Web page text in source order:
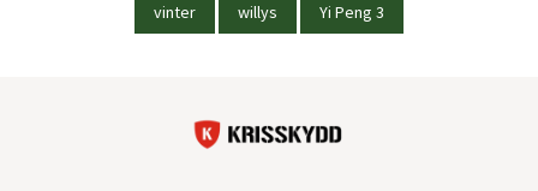
vinter willys Yi Peng 3